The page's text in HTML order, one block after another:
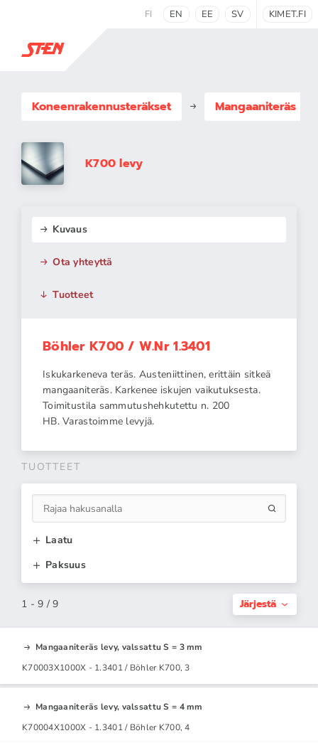
FI EN EE SV KIMET.FI
Koneenrakennus­teräkset Mangaaniteräs
K700 levy
Kuvaus
Ota yhteyttä
Tuotteet
Böhler K700 / W.Nr 1.3401
Iskukarkeneva teräs. Austeniittinen, erittäin sitkeä
mangaaniteräs. Karkenee iskujen vaikutuksesta.
Toimitustila sammutushehkutettu n. 200
HB. Varastoimme levyjä.
TUOTTEET
Laatu
Paksuus
1 - 9 / 9 Järjestä
Mangaaniteräs levy, valssattu S = 3 mm
K70003X1000X - 1.3401 / Böhler K700, 3
Mangaaniteräs levy, valssattu S = 4 mm
K70004X1000X - 1.3401 / Böhler K700, 4